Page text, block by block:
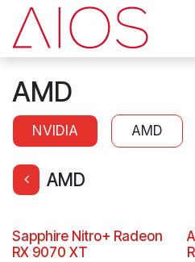
Se rendre au contenu
AMD
NVIDIA AMD
AMD
Sapphire Nitro+ Radeon
RX 9070 XT